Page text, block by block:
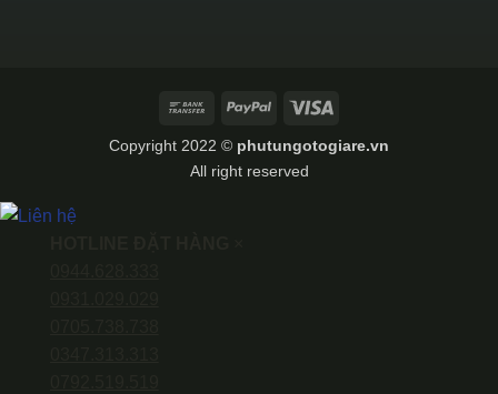
Bank
PayPal
Copyright 2022 © phutungotogiare.vn
All right reserved